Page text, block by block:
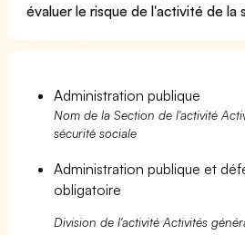
évaluer le risque de l'activité de la
Administration publique
Nom de la Section de l'activité
sécurité sociale
Administration publique et
obligatoire
Division de l'activité Activités